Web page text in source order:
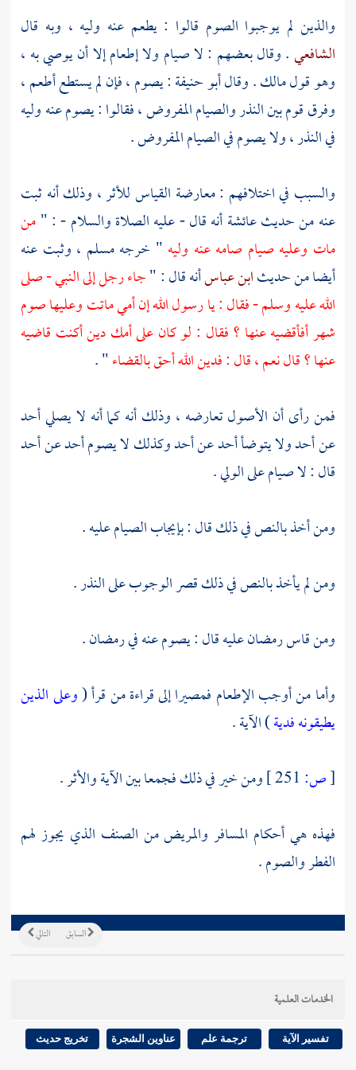
والذين لم يوجبوا الصوم قالوا : يطعم عنه وليه ، وبه قال
الشافعي. وقال بعضهم : لا صيام ولا إطعام إلا أن يوصي به ،
وهو قولمالك. وقالأبو حنيفة: يصوم ، فإن لم يستطع أطعم ،
وفرق قوم بين النذر والصيام المفروض ، فقالوا : يصوم عنه وليه
في النذر ، ولا يصوم في الصيام المفروض .
والسبب في اختلافهم : معارضة القياس للأثر ، وذلك أنه ثبت
عنه من حديثعائشةأنه قال - عليه الصلاة والسلام - : "من
مات وعليه صيام صامه عنه وليه " خرجهمسلم ، وثبت عنه
أيضا من حديثابن عباسأنه قال : "جاء رجل إلى النبي - صلى
الله عليه وسلم - فقال : يا رسول الله إن أمي ماتت وعليها صوم
شهر أفأقضيه عنها ؟ فقال : لو كان على أمك دين أكنت قاضيه
عنها ؟ قال نعم ، قال : فدين الله أحق بالقضاء" .
فمن رأى أن الأصول تعارضه ، وذلك أنه كما أنه لا يصلي أحد
عن أحد ولا يتوضأ أحد عن أحد وكذلك لا يصوم أحد عن أحد
قال : لا صيام على الولي .
ومن أخذ بالنص في ذلك قال : بإيجاب الصيام عليه .
ومن لم يأخذ بالنص في ذلك قصر الوجوب على النذر .
ومن قاس رمضان عليه قال : يصوم عنه في رمضان .
وأما من أوجب الإطعام فمصيرا إلى قراءة من قرأ (وعلى الذين
يطيقونه فدية) الآية .
[ص:
ومن خير في ذلك فجمعا بين الآية والأثر .
فهذه هي أحكام المسافر والمريض من الصنف الذي يجوز لهم
الفطر والصوم .
التالي السابق
الخدمات العلمية
تفسير الآية ترجمة علم عناوين الشجرة تخريج حديث